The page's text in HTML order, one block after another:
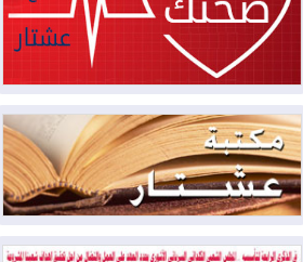
2026-08-02
مشروع "حسابي" يُمهل
الموظفين حتى نهاية أغسطس لاستلام
بطاقاتهم المصرفية
2026-08-02دمشق وعمّان تحذران بغداد:
أي هجوم من أراضي العراق سيواجه برد
2026-08-02ترامب: الولايات المتحدة
وإسرائيل تعلقان شن ضربات على إيران